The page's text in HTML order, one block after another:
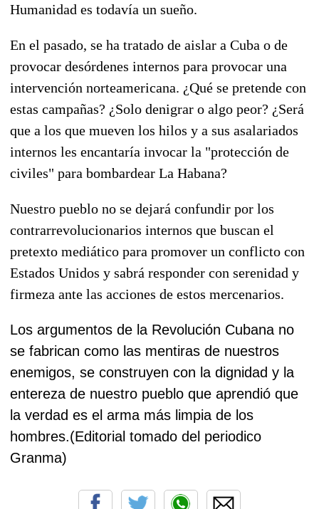
Humanidad es todavía un sueño.
En el pasado, se ha tratado de aislar a Cuba o de
provocar desórdenes internos para provocar una
intervención norteamericana. ¿Qué se pretende con
estas campañas? ¿Solo denigrar o algo peor? ¿Será
que a los que mueven los hilos y a sus asalariados
internos les encantaría invocar la "protección de
civiles" para bombardear La Habana?
Nuestro pueblo no se dejará confundir por los
contrarrevolucionarios internos que buscan el
pretexto mediático para promover un conflicto con
Estados Unidos y sabrá responder con serenidad y
firmeza ante las acciones de estos mercenarios.
Los argumentos de la Revolución Cubana no
se fabrican como las mentiras de nuestros
enemigos, se construyen con la dignidad y la
entereza de nuestro pueblo que aprendió que
la verdad es el arma más limpia de los
hombres.(Editorial tomado del periodico
Granma)